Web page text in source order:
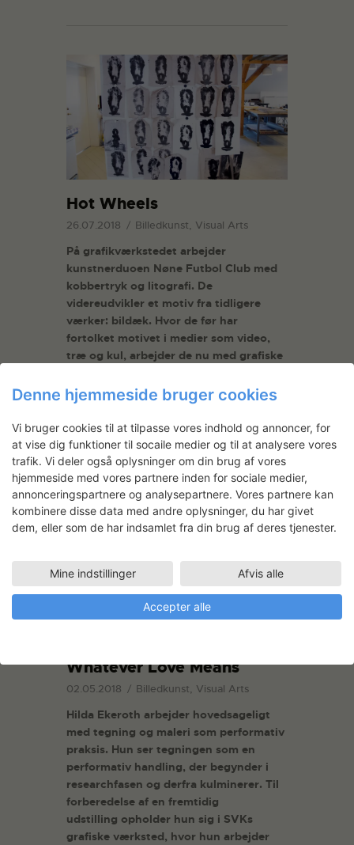
Hot Wheels
26.07.2018 Billedkunst, Visual Arts
På grafikværkstedet arbejder
kunstnerduoen Nøne Futbol Club med
kobbertryk og litografi. De
videreudvikler et motiv fra tidligere
værker: bildæk. Hvor de før har
fortolket motivet i medier som video,
træ og kul, arbejder de nu med grafiske
og igen i forskellige udformninger og
materialer.
READ MORE
Whatever Love Means
02.05.2018 Billedkunst, Visual Arts
Hilda Ekeroth arbejder hovedsageligt
med tegning og maleri som performativ
praksis. Hun ser tegningen som en
performativ handling, der begynder i
researchfasen og derfra kulminerer. Til
forberedelse af en fremtidig
udstilling opholder hun sig i SVKs
grafiske værksted, hvor hun arbejder
Denne hjemmeside bruger cookies
Vi bruger cookies til at tilpasse vores indhold og annoncer, for
at vise dig funktioner til socaile medier og til at analysere vores
trafik. Vi deler også oplysninger om din brug af vores
hjemmeside med vores partnere inden for sociale medier,
annonceringspartnere og analysepartnere. Vores partnere kan
kombinere disse data med andre oplysninger, du har givet
dem, eller som de har indsamlet fra din brug af deres tjenester.
Mine indstillinger Afvis alle
Accepter alle